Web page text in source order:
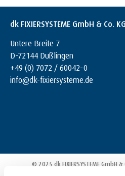
dk FIXIERSYSTEME GmbH & Co. KG
Untere Breite 7
D-72144 Dußlingen
+49 (0) 7072 / 60042-0
info@dk-fixiersysteme.de
© 2025 dk FIXIERSYSTEME GmbH